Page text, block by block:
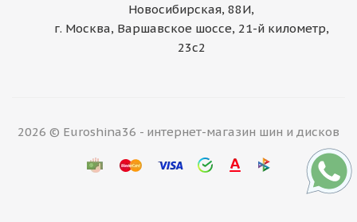
Новосибирская, 88И,
г. Москва, Варшавское шоссе, 21-й километр,
23с2
2026 © Euroshina36 - интернет-магазин шин и дисков